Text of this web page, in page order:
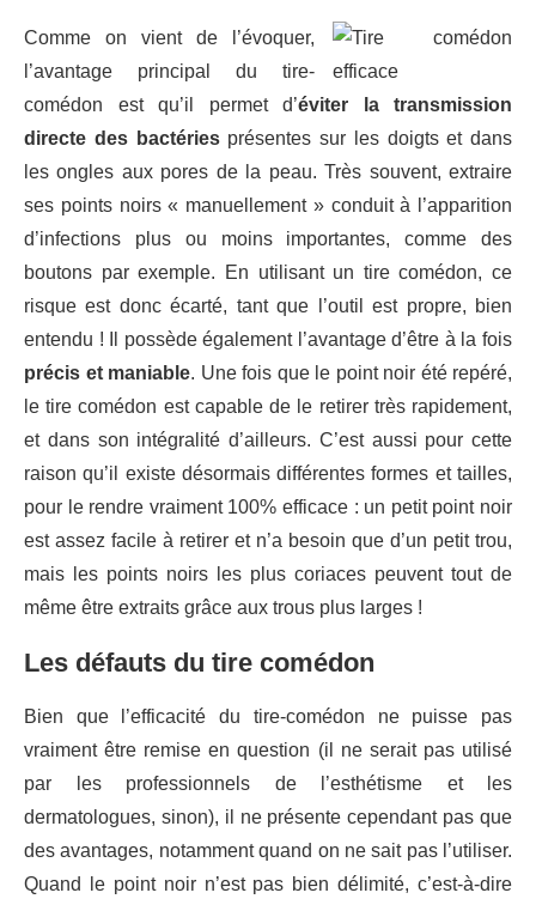
Comme on vient de l’évoquer,
l’avantage principal du tire-
comédon est qu’il permet d’éviter la transmission
directe des bactériesprésentes sur les doigts et dans
les ongles aux pores de la peau. Très souvent, extraire
ses points noirs « manuellement » conduit à l’apparition
d’infections plus ou moins importantes, comme des
boutons par exemple. En utilisant un tire comédon, ce
risque est donc écarté, tant que l’outil est propre, bien
entendu ! Il possède également l’avantage d’être à la fois
précis et maniable. Une fois que le point noir été repéré,
le tire comédon est capable de le retirer très rapidement,
et dans son intégralité d’ailleurs. C’est aussi pour cette
raison qu’il existe désormais différentes formes et tailles,
pour le rendre vraiment 100% efficace : un petit point noir
est assez facile à retirer et n’a besoin que d’un petit trou,
mais les points noirs les plus coriaces peuvent tout de
même être extraits grâce aux trous plus larges !
Les défauts du tire comédon
Bien que l’efficacité du tire-comédon ne puisse pas
vraiment être remise en question (il ne serait pas utilisé
par les professionnels de l’esthétisme et les
dermatologues, sinon), il ne présente cependant pas que
des avantages, notamment quand on ne sait pas l’utiliser.
Quand le point noir n’est pas bien délimité, c’est-à-dire